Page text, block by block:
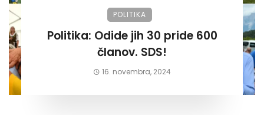
POLITIKA
Politika: Odide jih 30 pride 600
članov. SDS!
16. novembra, 2024